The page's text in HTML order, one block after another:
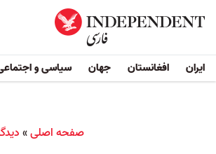
ایران افغانستان جهان سیاسی و
صفحه اصلی»